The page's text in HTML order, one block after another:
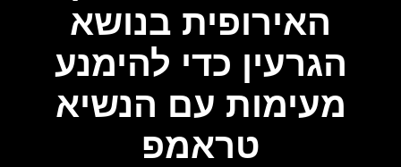
האירופית בנושא
הגרעין כדי להימנע
מעימות עם הנשיא
טראמפ